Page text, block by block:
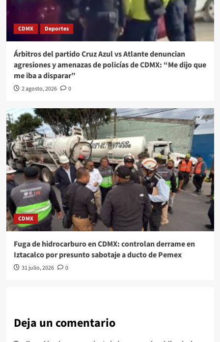
CDMX Deportes
Árbitros del partido Cruz Azul vs Atlante denuncian
agresiones y amenazas de policías de CDMX: “Me dijo que
me iba a disparar”
2 agosto, 2026 0
CDMX
Fuga de hidrocarburo en CDMX: controlan derrame en
Iztacalco por presunto sabotaje a ducto de Pemex
31 julio, 2026 0
Deja un comentario